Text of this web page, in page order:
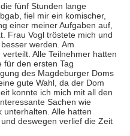
fünf Stunden lange
fiel mir ein komischer,
einer meiner Aufgaben auf,
Frau Vogl tröstete mich und
werden. Am
Alle Teilnehmer hatten
für den ersten Tag
des Magdeburger Doms
gute Wahl, da der Dom
konnte ich mich mit all den
Sachen wie
unterhalten. Alle hatten
deswegen verlief die Zeit